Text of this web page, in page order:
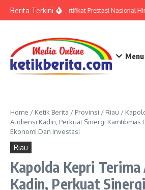
Berita TerkiniPolri: Sertifikat Prestasi Nasional
Menu
Home / Ketik Berita / Provinsi / Riau /
Audiensi Kadin, Perkuat Sinergi Kamtibmas
Ekonomi Dan Investasi
Riau
Kapolda Kepri
Kadin, Perkuat